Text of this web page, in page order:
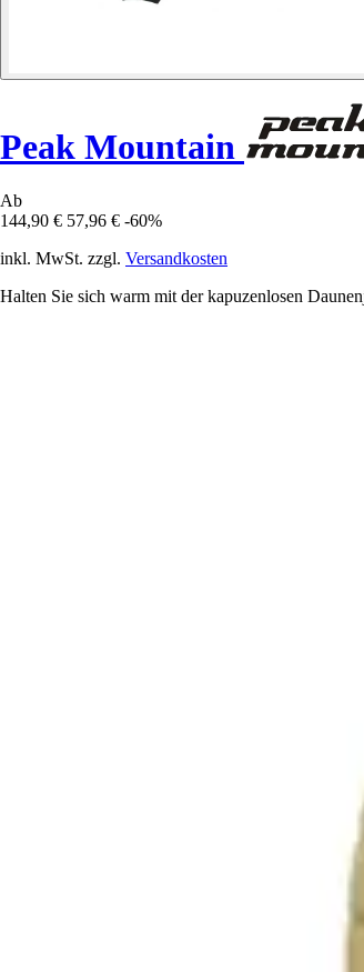
Peak Mountain
Ab
144,90 € 57,96 € -60%
inkl. MwSt. zzgl. Versandkosten
Halten Sie sich warm mit der kapuzenlosen